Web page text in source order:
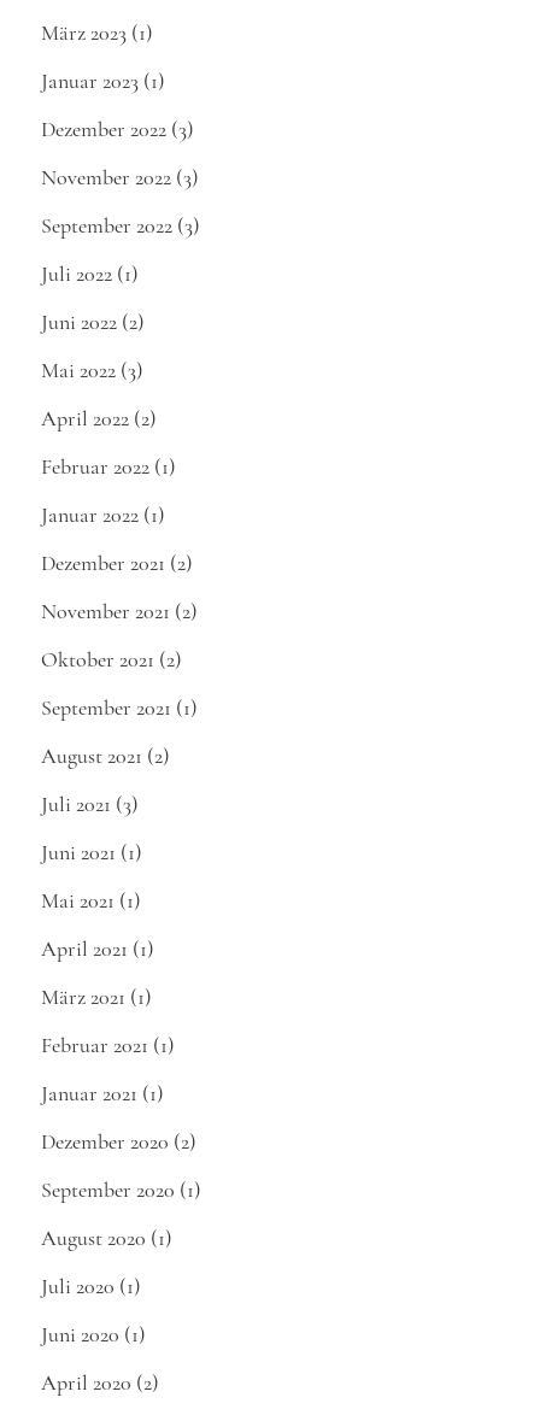
März 2023 (1)
Januar 2023 (1)
Dezember 2022 (3)
November 2022 (3)
September 2022 (3)
Juli 2022 (1)
Juni 2022 (2)
Mai 2022 (3)
April 2022 (2)
Februar 2022 (1)
Januar 2022 (1)
Dezember 2021 (2)
November 2021 (2)
Oktober 2021 (2)
September 2021 (1)
August 2021 (2)
Juli 2021 (3)
Juni 2021 (1)
Mai 2021 (1)
April 2021 (1)
März 2021 (1)
Februar 2021 (1)
Januar 2021 (1)
Dezember 2020 (2)
September 2020 (1)
August 2020 (1)
Juli 2020 (1)
Juni 2020 (1)
April 2020 (2)